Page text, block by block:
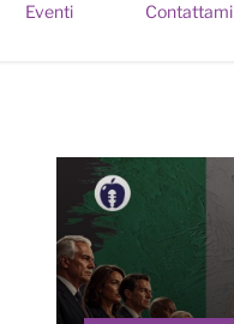
Eventi Contattami